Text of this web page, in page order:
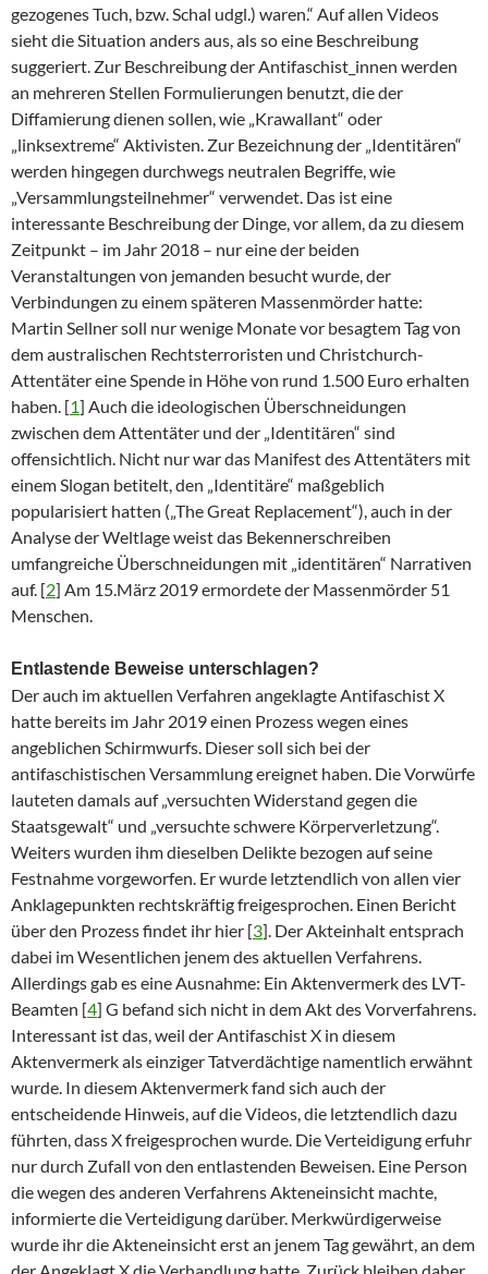
gezogenes Tuch, bzw. Schal udgl.) waren.“ Auf allen Videos
sieht die Situation anders aus, als so eine Beschreibung
suggeriert. Zur Beschreibung der Antifaschist_innen werden
an mehreren Stellen Formulierungen benutzt, die der
Diffamierung dienen sollen, wie „Krawallant“ oder
„linksextreme“ Aktivisten. Zur Bezeichnung der „Identitären“
werden hingegen durchwegs neutralen Begriffe, wie
„Versammlungsteilnehmer“ verwendet. Das ist eine
interessante Beschreibung der Dinge, vor allem, da zu diesem
Zeitpunkt – im Jahr 2018 – nur eine der beiden
Veranstaltungen von jemanden besucht wurde, der
Verbindungen zu einem späteren Massenmörder hatte:
Martin Sellner soll nur wenige Monate vor besagtem Tag von
dem australischen Rechtsterroristen und Christchurch-
Attentäter eine Spende in Höhe von rund 1.500 Euro erhalten
haben. [1] Auch die ideologischen Überschneidungen
zwischen dem Attentäter und der „Identitären“ sind
offensichtlich. Nicht nur war das Manifest des Attentäters mit
einem Slogan betitelt, den „Identitäre“ maßgeblich
popularisiert hatten („The Great Replacement“), auch in der
Analyse der Weltlage weist das Bekennerschreiben
umfangreiche Überschneidungen mit „identitären“ Narrativen
auf. [2] Am 15.März 2019 ermordete der Massenmörder 51
Menschen.
Entlastende Beweise unterschlagen?
Der auch im aktuellen Verfahren angeklagte Antifaschist X
hatte bereits im Jahr 2019 einen Prozess wegen eines
angeblichen Schirmwurfs. Dieser soll sich bei der
antifaschistischen Versammlung ereignet haben. Die Vorwürfe
lauteten damals auf „versuchten Widerstand gegen die
Staatsgewalt“ und „versuchte schwere Körperverletzung“.
Weiters wurden ihm dieselben Delikte bezogen auf seine
Festnahme vorgeworfen. Er wurde letztendlich von allen vier
Anklagepunkten rechtskräftig freigesprochen. Einen Bericht
über den Prozess findet ihr hier [3]. Der Akteinhalt entsprach
dabei im Wesentlichen jenem des aktuellen Verfahrens.
Allerdings gab es eine Ausnahme: Ein Aktenvermerk des LVT-
Beamten [4] G befand sich nicht in dem Akt des Vorverfahrens.
Interessant ist das, weil der Antifaschist X in diesem
Aktenvermerk als einziger Tatverdächtige namentlich erwähnt
wurde. In diesem Aktenvermerk fand sich auch der
entscheidende Hinweis, auf die Videos, die letztendlich dazu
führten, dass X freigesprochen wurde. Die Verteidigung erfuhr
nur durch Zufall von den entlastenden Beweisen. Eine Person
die wegen des anderen Verfahrens Akteneinsicht machte,
informierte die Verteidigung darüber. Merkwürdigerweise
wurde ihr die Akteneinsicht erst an jenem Tag gewährt, an dem